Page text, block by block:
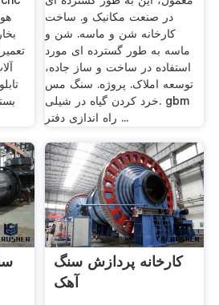
در صنعت مکانیک و. ساخت
کارخانه شن و ماسه. شن و
ماسه به طور گسترده ای مورد
استفاده در ساخت و ساز جاده،
توسعه املاک. پروژه. سنگ مس
خرد کردن گیاه در شیلی. gbm
راه اندازی دفتر ...
کارخانه پردازش سنگ
آهک